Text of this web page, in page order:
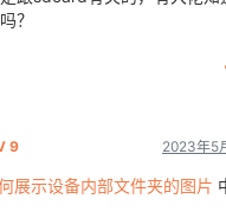
？
9 2023年5
展示设备内部文件夹的图片